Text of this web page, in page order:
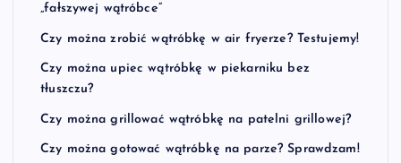
„fałszywej wątróbce”
Czy można zrobić wątróbkę w air fryerze? Testujemy!
Czy można upiec wątróbkę w piekarniku bez
tłuszczu?
Czy można grillować wątróbkę na patelni grillowej?
Czy można gotować wątróbkę na parze? Sprawdzam!